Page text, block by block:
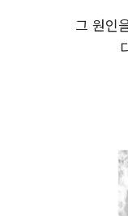
그 원인